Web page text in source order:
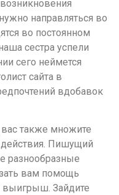
направляться во
во постоянном
сестра успели
сего неймется
сайта в
вдобавок
также множите
Пишущий
разнообразные
вам помощь
Зайдите